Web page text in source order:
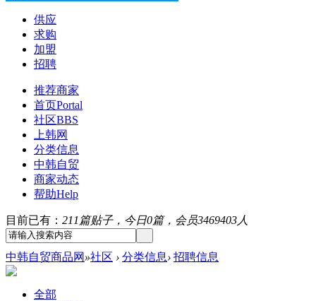
供应
求购
加盟
招聘
推荐商家
首页Portal
社区BBS
上韩网
分类信息
中韩自贸
商家动态
帮助Help
目前已有： 211篇贴子，今日0篇，会员3469403人
中韩自贸商品网 »社区 › 分类信息› 招聘信息
全部